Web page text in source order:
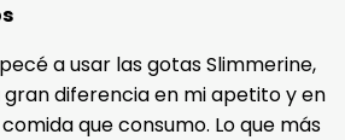
a usar las gotas Slimmerine,
diferencia en mi apetito y en
que consumo. Lo que más